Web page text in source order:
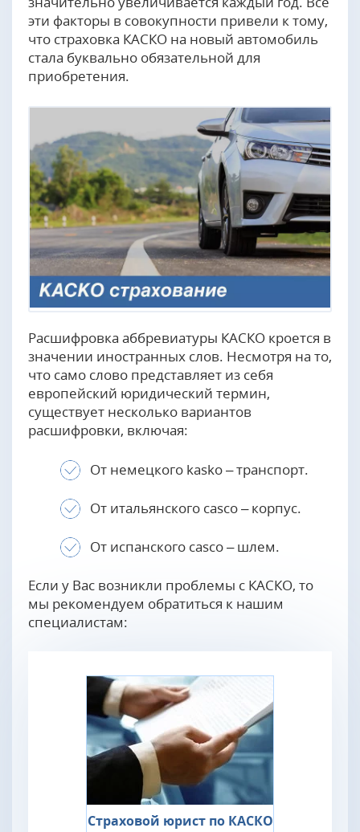
эти факторы в совокупности привели к тому,
что страховка КАСКО на новый автомобиль
стала буквально обязательной для
приобретения.
Расшифровка аббревиатуры КАСКО кроется в
значении иностранных слов. Несмотря на то,
что само слово представляет из себя
европейский юридический термин,
существует несколько вариантов
расшифровки, включая:
От немецкого kasko – транспорт.
От итальянского casco – корпус.
От испанского casco – шлем.
Если у Вас возникли проблемы с КАСКО, то
мы рекомендуем обратиться к нашим
специалистам:
Страховой юрист по КАСКО